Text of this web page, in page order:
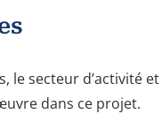
le secteur d’activité et
dans ce projet.